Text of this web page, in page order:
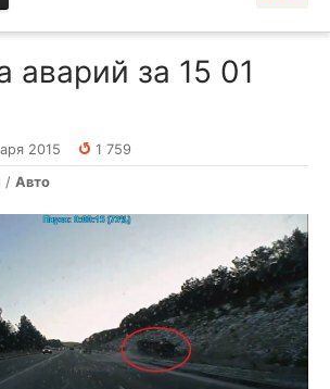
аварий за 15 01
2015
1 759
/ Авто